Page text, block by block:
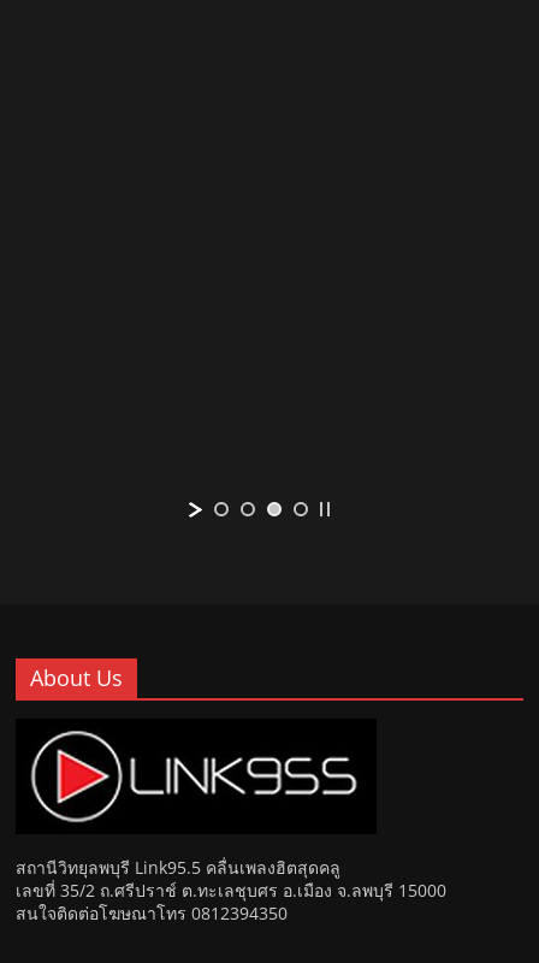
About Us
สถานีวิทยุลพบุรี Link95.5 คลื่นเพลงฮิตสุดคลู
เลขที่ 35/2 ถ.ศรีปราช์ ต.ทะเลชุบศร อ.เมือง จ.ลพบุรี 15000
สนใจติดต่อโฆษณาโทร 0812394350